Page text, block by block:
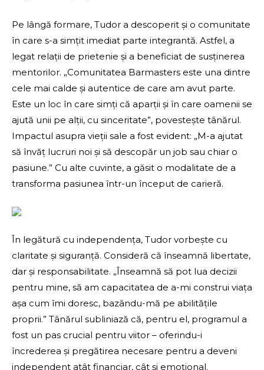
Pe lângă formare, Tudor a descoperit și o comunitate
în care s-a simțit imediat parte integrantă. Astfel, a
legat relații de prietenie și a beneficiat de susținerea
mentorilor. „Comunitatea Barmasters este una dintre
cele mai calde și autentice de care am avut parte.
Este un loc în care simți că aparții și în care oamenii se
ajută unii pe alții, cu sinceritate”, povestește tânărul.
Impactul asupra vieții sale a fost evident: „M-a ajutat
să învăț lucruri noi și să descopăr un job sau chiar o
pasiune.” Cu alte cuvinte, a găsit o modalitate de a
transforma pasiunea într-un început de carieră.
În legătură cu independența, Tudor vorbește cu
claritate și siguranță. Consideră că înseamnă libertate,
dar și responsabilitate. „Înseamnă să pot lua decizii
pentru mine, să am capacitatea de a-mi construi viața
așa cum îmi doresc, bazându-mă pe abilitățile
proprii.” Tânărul subliniază că, pentru el, programul a
fost un pas crucial pentru viitor – oferindu-i
încrederea și pregătirea necesare pentru a deveni
independent atât financiar, cât și emoțional.